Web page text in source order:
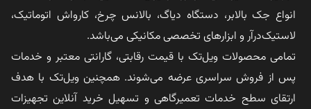
انواع جک بالابر، دستگاه دیاگ، بالانس چرخ، کارواش اتوماتیک،
لاستیک‌درآر و ابزارهای تخصصی مکانیکی می‌باشد.
تمامی محصولات ویل‌تک با قیمت رقابتی، گارانتی معتبر و خدمات
پس از فروش سراسری عرضه می‌شوند. همچنین ویل‌تک با هدف
ارتقای سطح خدمات تعمیرگاهی و تسهیل خرید آنلاین تجهیزات